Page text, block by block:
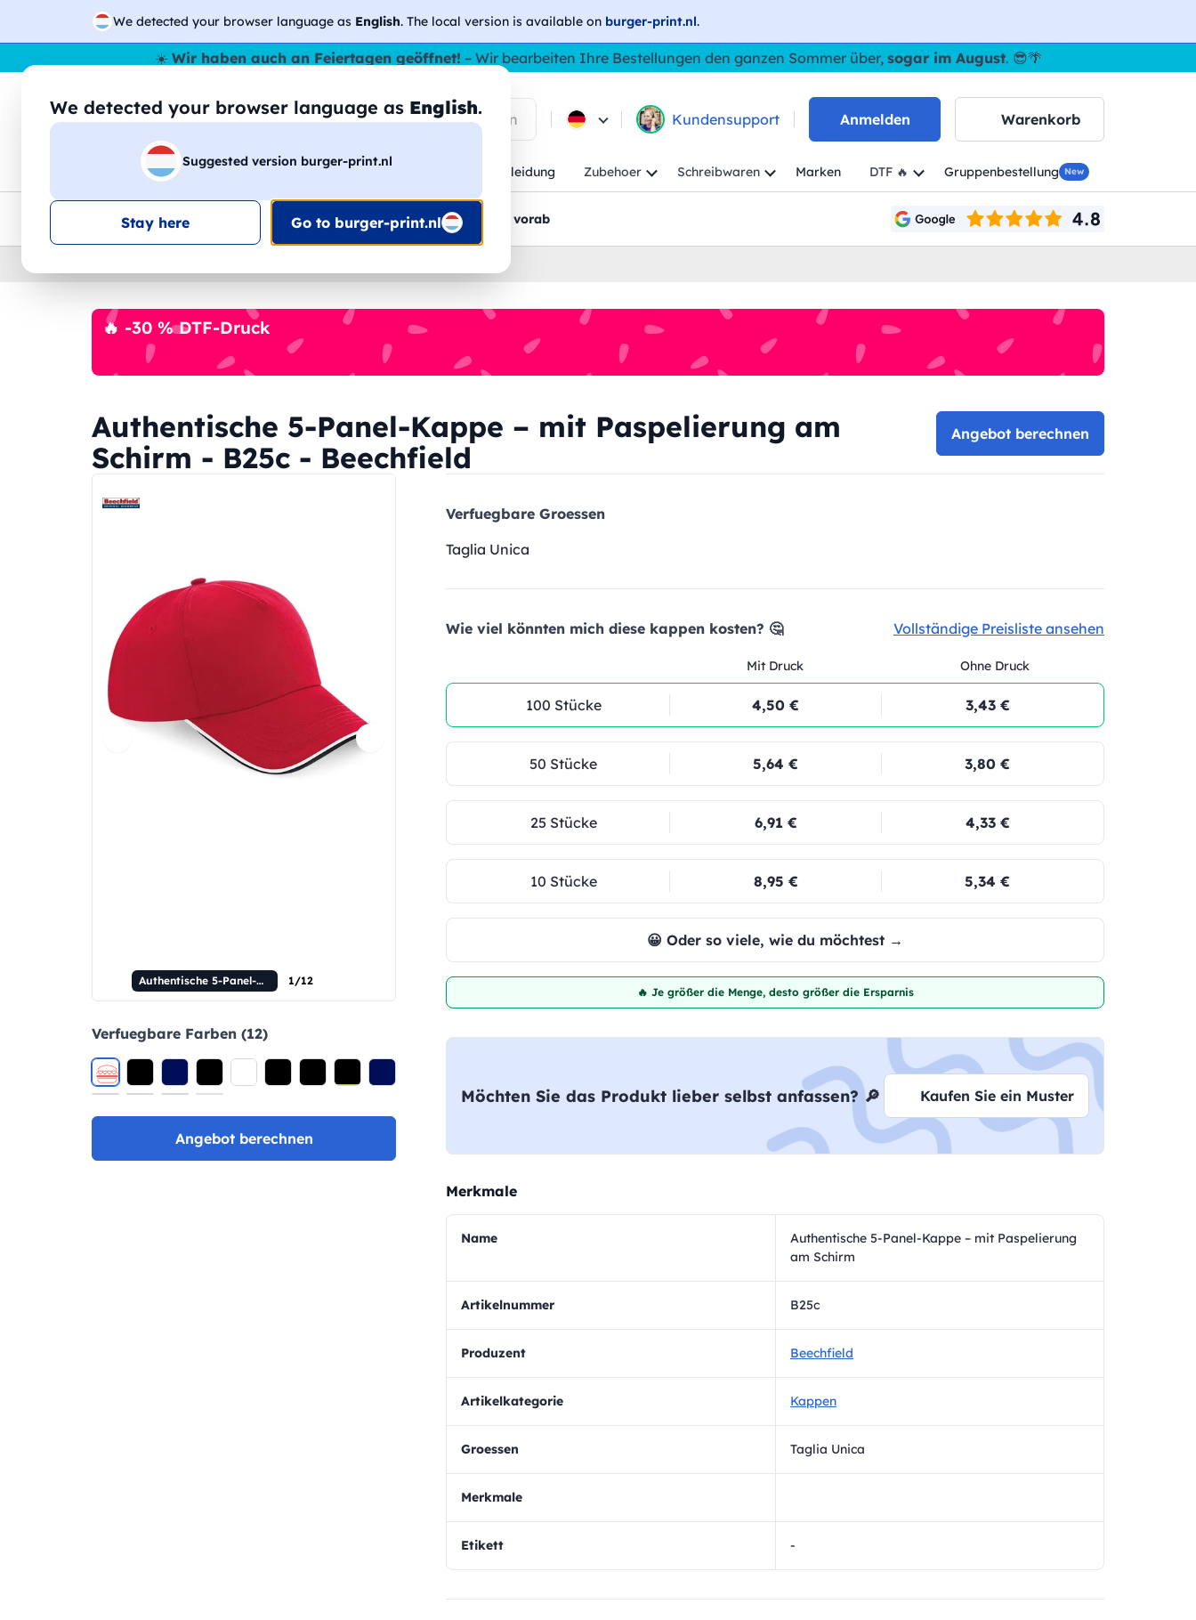
We detected your browser language as English. The local version is available on burger-print.nl.
We detected your browser language as English.
Suggested version burger-print.nl
Stay here Go to burger-print.nl
☀️ Wir haben auch an Feiertagen geöffnet! – Wir bearbeiten Ihre Bestellungen den ganzen Sommer über, sogar im August. 😎🌴
🔎 Suche in den Produkten Kundensupport Anmelden Warenkorb
Sweatshirts Mann Frau Arbeitskleidung Zubehoer Schreibwaren Marken DTF 🔥 Gruppenbestellung New
EU-weite Lieferung Mengenrabatt KundensupportGrafikentwürfe vorab
🔥 -30 % DTF-Druck
Authentische 5-Panel-Kappe – mit Paspelierung am
Schirm - B25c - Beechfield
Angebot berechnen
Authentische 5-Panel-Kappe – mit Paspelierung am Schirm 1/12
Verfuegbare Farben (12)
Angebot berechnen
Verfuegbare Groessen
Taglia Unica
Wie viel könnten mich diese kappen kosten? 🤔 Vollständige Preisliste ansehen
Mit Druck Ohne Druck
100 Stücke 4,50 € 3,43 €
50 Stücke 5,64 € 3,80 €
25 Stücke 6,91 € 4,33 €
10 Stücke 8,95 € 5,34 €
😀 Oder so viele, wie du möchtest →
🔥 Je größer die Menge, desto größer die Ersparnis
Möchten Sie das Produkt lieber selbst anfassen? 🔎 Kaufen Sie ein Muster
Merkmale
Name
Authentische 5-Panel-Kappe – mit Paspelierung
am Schirm
Artikelnummer B25c
Produzent Beechfield
Artikelkategorie Kappen
Groessen Taglia Unica
Merkmale
Etikett -